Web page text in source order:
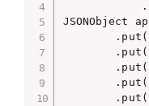
JSONObject